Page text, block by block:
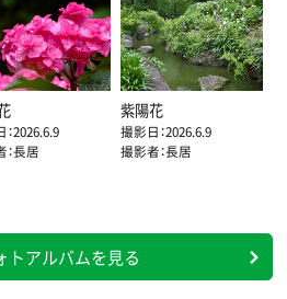
2026.6.9
長居
紫陽花
撮影日：2026.6.9
撮影者：長居
トアルバムを見る